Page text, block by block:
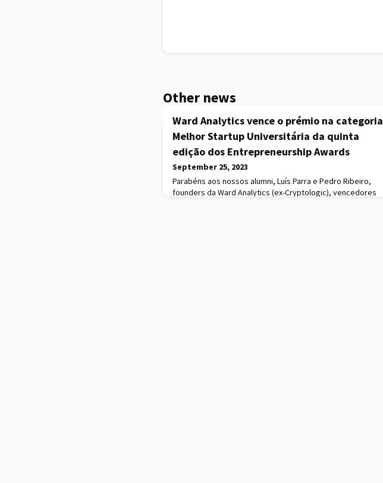
Other news
Ward Analytics vence o prémio na categoria
Melhor Startup Universitária da quinta
edição dos Entrepreneurship Awards
September 25, 2023
Parabéns aos nossos alumni, Luís Parra e Pedro Ribeiro,
founders da Ward Analytics (ex-Cryptologic), vencedores